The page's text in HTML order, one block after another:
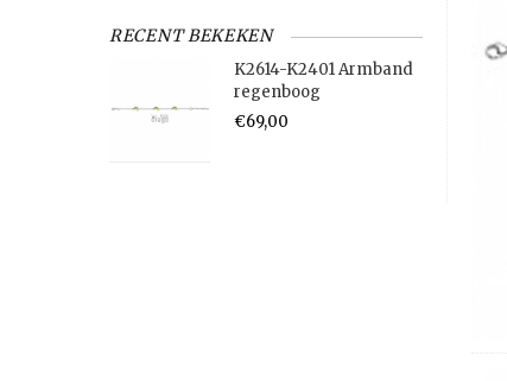
RECENT BEKEKEN
K2614-K2401 Armband
regenboog
€69,00